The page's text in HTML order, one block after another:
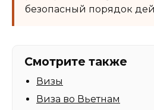
безопасный порядок
Смотрите также
Визы
Виза во Вьетнам